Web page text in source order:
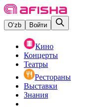
O‘zb Войти
Кино
Концерты
Театры
Рестораны
Выставки
Знания